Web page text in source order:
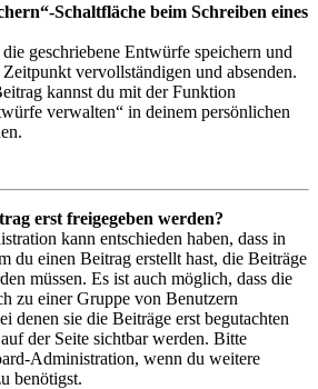
Schaltfläche beim Schreiben eines
geschriebene Entwürfe speichern und
Zeitpunkt vervollständigen und absenden.
kannst du mit der Funktion
verwalten“ in deinem persönlichen
erst freigegeben werden?
kann entschieden haben, dass in
du einen Beitrag erstellt hast, die Beiträge
müssen. Es ist auch möglich, dass die
zu einer Gruppe von Benutzern
denen sie die Beiträge erst begutachten
der Seite sichtbar werden. Bitte
Administration, wenn du weitere
benötigst.